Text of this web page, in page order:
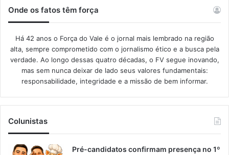
Onde os fatos têm força
Há 42 anos o Força do Vale é o jornal mais lembrado na região
alta, sempre comprometido com o jornalismo ético e a busca pela
verdade. Ao longo dessas quatro décadas, o FV segue inovando,
mas sem nunca deixar de lado seus valores fundamentais:
responsabilidade, integridade e a missão de bem informar.​
Colunistas
Pré-candidatos confirmam presença no 1º